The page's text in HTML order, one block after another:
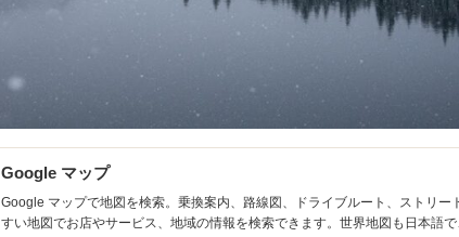
Google マップ
Google マップで地図を検索。乗換案内、路線図、ドライブルート、ストリー
すい地図でお店やサービス、地域の情報を検索できます。世界地図も日本語